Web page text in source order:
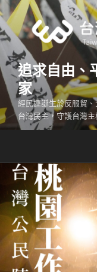
跳
至
主
內
容
追求自由、
家
經民連誕生於反服貿
台灣民主，守護台灣